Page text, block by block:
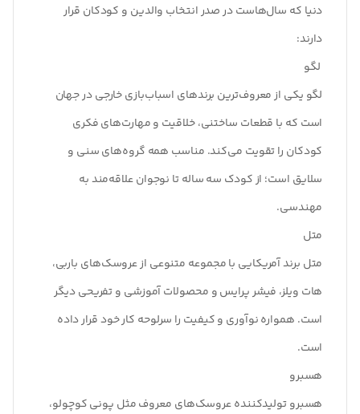
دنیا که سال‌هاست در صدر انتخاب والدین و کودکان قرار
دارند:
لگو
لگو یکی از معروف‌ترین برندهای اسباب‌بازی خارجی در جهان
است که با قطعات ساختنی، خلاقیت و مهارت‌های فکری
کودکان را تقویت می‌کند. مناسب همه گروه‌های سنی و
سلایق است؛ از کودک سه ساله تا نوجوان علاقه‌مند به
مهندسی.
متل
متل برند آمریکایی با مجموعه متنوعی از عروسک‌های باربی،
هات ویلز، فیشر پرایس و محصولات آموزشی و تفریحی دیگر
است. همواره نوآوری و کیفیت را سرلوحه کار خود قرار داده
است.
هسبرو
هسبرو تولیدکننده عروسک‌های معروف مثل پونی کوچولو،